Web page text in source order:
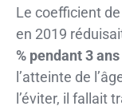
Le coefficient
en 2019
% pendant 3 ans
l’atteinte de
l’éviter, il fallait